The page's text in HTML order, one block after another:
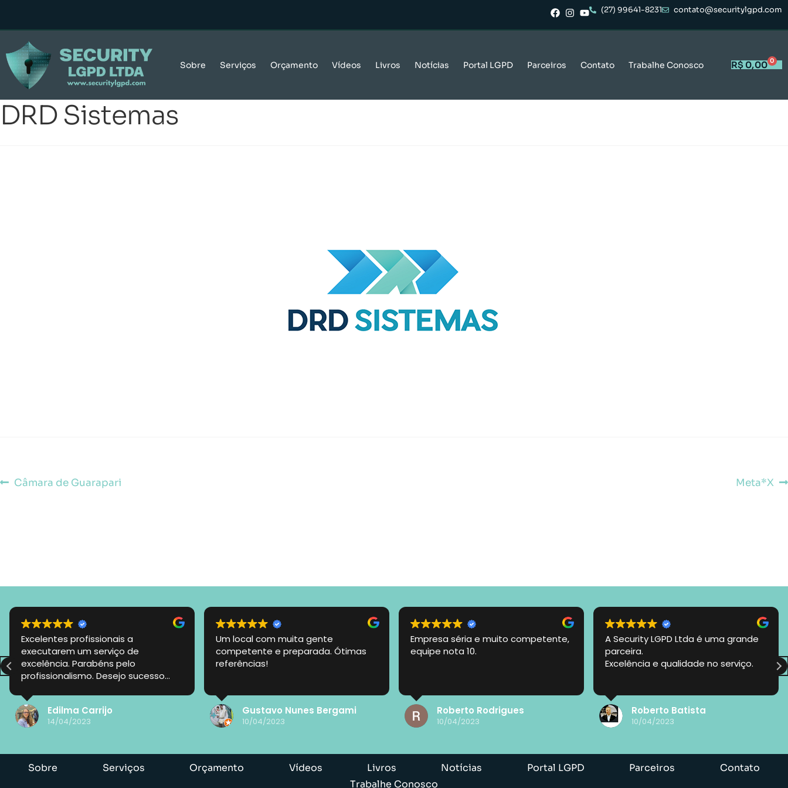
(27) 99641-8231 contato@securitylgpd.com
Sobre Serviços Orçamento Vídeos Livros Notícias Portal LGPD Parceiros Contato Trabalhe Conosco R$ 0,00 0
DRD Sistemas
Câmara de Guarapari Meta*X
Excelentes profissionais a
executarem um serviço de
excelência. Parabéns pelo
profissionalismo. Desejo sucesso
Edilma Carrijo
14/04/2023
Um local com muita gente
competente e preparada. Ótimas
referências!
Gustavo Nunes Bergami
10/04/2023
Empresa séria e muito competente,
equipe nota 10.
Roberto Rodrigues
10/04/2023
A Security LGPD Ltda é uma grande
parceira.
Excelência e qualidade no serviço.
Roberto Batista
10/04/2023
Sobre Serviços Orçamento Vídeos Livros Notícias Portal LGPD Parceiros
Contato
Trabalhe Conosco